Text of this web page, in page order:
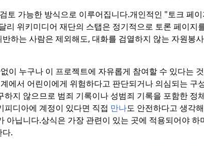
가능한 방식으로 이루어집니다.개인적인 "토크 페
리 위키미디어 재단의 스탭은 정기적으로 토론 페이지
하는 사람은 제외해도, 대화를 검열하지 않는 자원봉
이 누구나 이 프로젝트에 자유롭게 참여할 수 있다는
에서 어린이에게 위험하다고 판단되거나 의심되는 구
지 않으므로 범죄 기록이나 성범죄 기록을 포함한 정
피디아에 계정이 있다면 직접 만나도 안전하다고 생각
아닙니다.상식은 가장 관련이 있는 곳에 적용되어야 하
다.